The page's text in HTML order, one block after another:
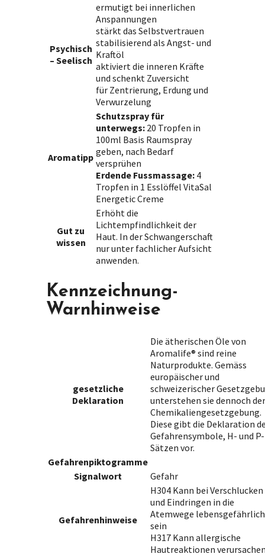
Psychisch
– Seelisch
ermutigt bei innerlichen
Anspannungen
stärkt das Selbstvertrauen
stabilisierend als Angst- und
Kraftöl
aktiviert die inneren Kräfte
und schenkt Zuversicht
für Zentrierung, Erdung und
Verwurzelung
Aromatipp
Schutzspray für
unterwegs: 20 Tropfen in
100ml Basis Raumspray
geben, nach Bedarf
versprühen
Erdende Fussmassage: 4
Tropfen in 1 Esslöffel VitaSal
Energetic Creme
Gut zu
wissen
Erhöht die
Lichtempfindlichkeit der
Haut. In der Schwangerschaft
nur unter fachlicher Aufsicht
anwenden.
Kennzeichnung-
Warnhinweise
gesetzliche
Deklaration
Die ätherischen Öle von
Aromalife® sind reine
Naturprodukte. Gemäss
europäischer und
schweizerischer
unterstehen sie dennoch der
Chemikaliengesetzgebung.
Diese gibt die Deklaration
Gefahrensymbole, H- und P-
Sätzen vor.
Gefahrenpiktogramme
Signalwort
Gefahr
Gefahrenhinweise
H304 Kann bei Verschlucken
und Eindringen in die
Atemwege lebensgefährlich
sein
H317 Kann allergische
Hautreaktionen